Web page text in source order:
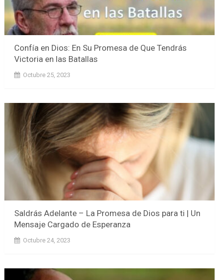
Confía en Dios: En Su Promesa de Que Tendrás
Victoria en las Batallas
Octubre 25, 2023
Saldrás Adelante – La Promesa de Dios para ti | Un
Mensaje Cargado de Esperanza
Octubre 24, 2023